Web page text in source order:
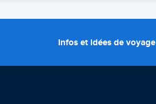
Infos et idées de voyage